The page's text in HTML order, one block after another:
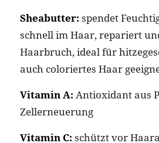
Sheabutter: spendet
schnell im Haar, repariert
Haarbruch, ideal für
auch coloriertes Haar
Vitamin A: Antioxidant aus
Zellerneuerung
Vitamin C: schützt vor